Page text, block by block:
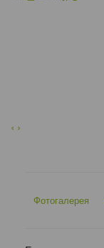
‹ ›
Фотогалерея